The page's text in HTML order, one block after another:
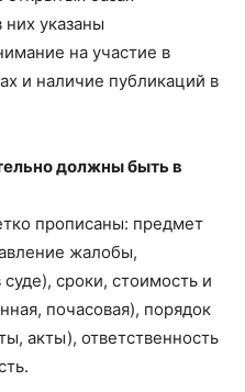
указаны
на участие в
и наличие публикаций в
должны быть в
прописаны: предмет
жалобы,
сроки, стоимость и
почасовая), порядок
акты), ответственность